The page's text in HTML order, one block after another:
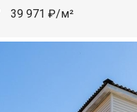
39 971 ₽/м²